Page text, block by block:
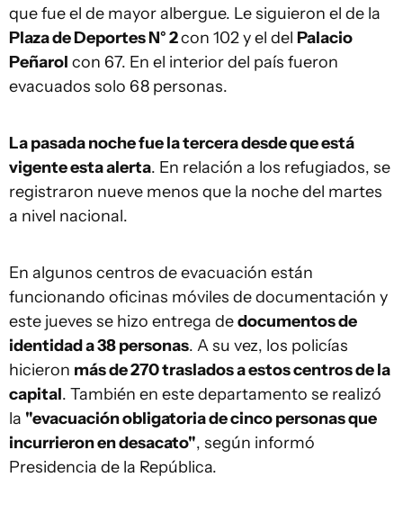
que fue el de mayor albergue. Le siguieron el de la
Plaza de Deportes N° 2con 102 y el del Palacio
Peñarol con 67. En el interior del país fueron
evacuados solo 68 personas.
La pasada noche fue la tercera desde que está
vigente esta alerta. En relación a los refugiados, se
registraron nueve menos que la noche del martes
a nivel nacional.
En algunos centros de evacuación están
funcionando oficinas móviles de documentación y
este jueves se hizo entrega dedocumentos de
identidad a 38 personas. A su vez, los policías
hicieron más de 270 traslados a estos centros de la
capital. También en este departamento se realizó
la "evacuación obligatoria de cinco personas que
incurrieron en desacato", según informó
Presidencia de la República.